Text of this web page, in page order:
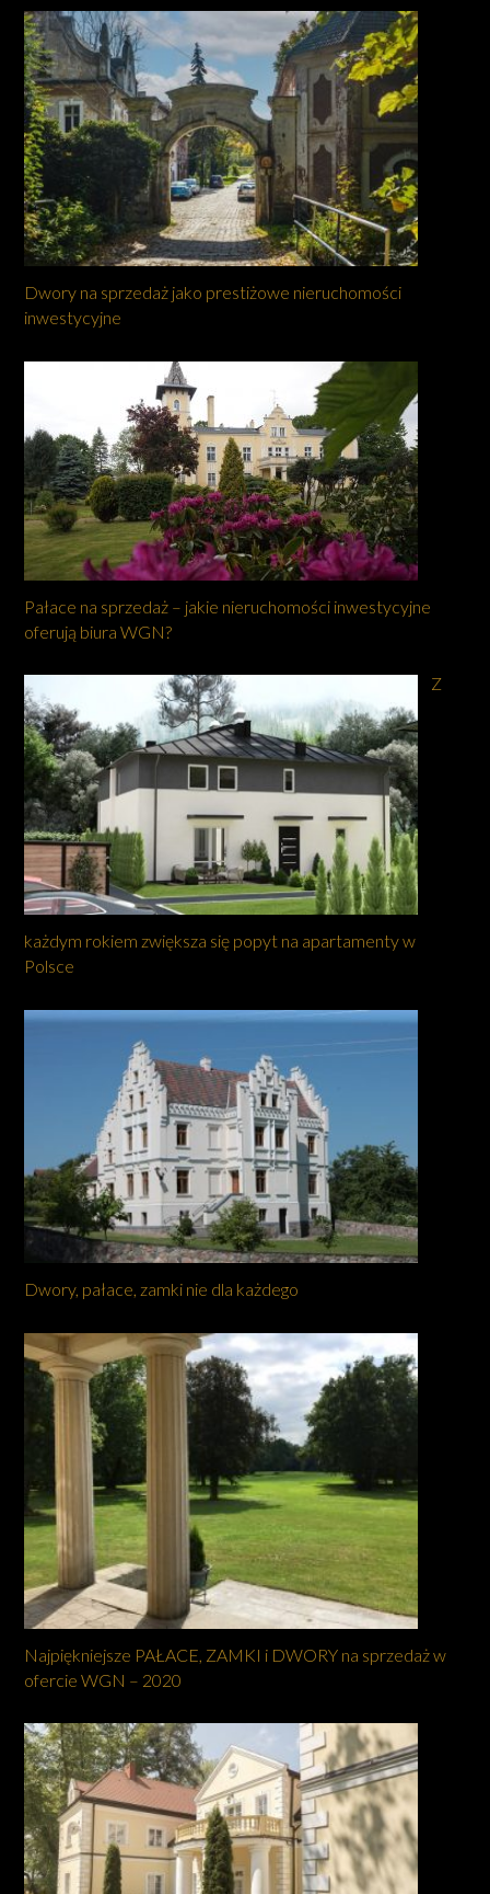
Dwory na sprzedaż jako prestiżowe nieruchomości
inwestycyjne
Pałace na sprzedaż – jakie nieruchomości inwestycyjne
oferują biura WGN?
Z
każdym rokiem zwiększa się popyt na apartamenty w
Polsce
Dwory, pałace, zamki nie dla każdego
Najpiękniejsze PAŁACE, ZAMKI i DWORY na sprzedaż w
ofercie WGN – 2020